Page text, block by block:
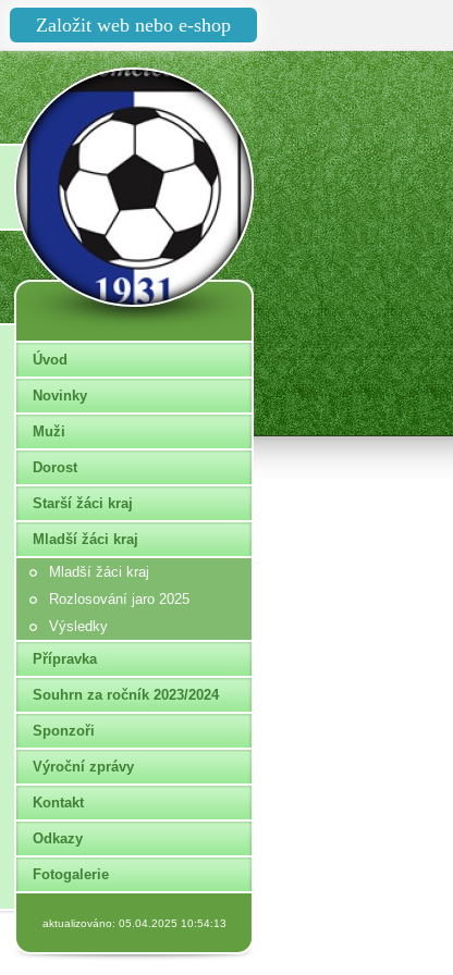
Založit web nebo e-shop
Úvod
Novinky
Muži
Dorost
Starší žáci kraj
Mladší žáci kraj
Mladší žáci kraj
Rozlosování jaro 2025
Výsledky
Přípravka
Souhrn za ročník 2023/2024
Sponzoři
Výroční zprávy
Kontakt
Odkazy
Fotogalerie
aktualizováno: 05.04.2025 10:54:13